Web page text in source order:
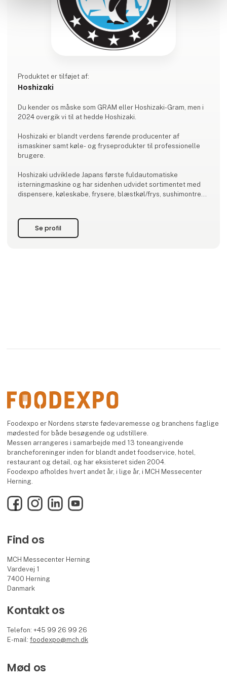
Produktet er tilføjet af:
Hoshizaki
Du kender os måske som GRAM eller Hoshizaki-Gram, men i
2024 overgik vi til at hedde Hoshizaki.
Hoshizaki er blandt verdens førende producenter af
ismaskiner samt køle- og fryseprodukter til professionelle
brugere.
Hoshizaki udviklede Japans første fuldautomatiske
isterningmaskine og har sidenhen udvidet sortimentet med
dispensere, køleskabe, frysere, blæstkøl/frys, sushimontre
Hoshizaki blev etableret i Japan i 1947, og i 1992 blev
Se profil
Foodexpo er Nordens største fødevaremesse og branchens faglige
mødested for både besøgende og udstillere.
Messen arrangeres i samarbejde med 13 toneangivende
brancheforeninger inden for blandt andet foodservice, hotel,
restaurant og detail, og har eksisteret siden 2004.
Foodexpo afholdes hvert andet år, i lige år, i MCH Messecenter
Herning.
FacebookInstagramLinkedInYouTube
Find os
MCH Messecenter Herning
Vardevej 1
7400 Herning
Danmark
Kontakt os
Telefon: +45 99 26 99 26
E-mail:foodexpo@mch.dk
Mød os